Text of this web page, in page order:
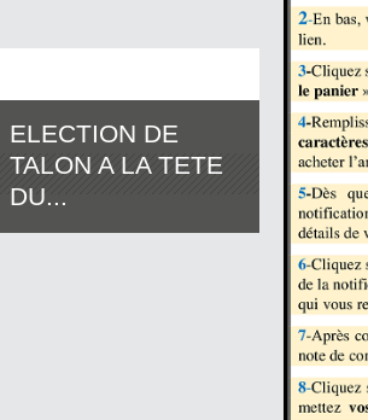
ELECTION DE
TALON A LA TETE
DU...